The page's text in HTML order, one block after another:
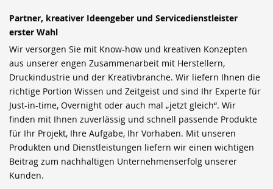
Partner, kreativer Ideengeber und Servicedienstleister
erster Wahl
Wir versorgen Sie mit Know-how und kreativen Konzepten
aus unserer engen Zusammenarbeit mit Herstellern,
Druckindustrie und der Kreativbranche. Wir liefern Ihnen die
richtige Portion Wissen und Zeitgeist und sind Ihr Experte für
Just-in-time, Overnight oder auch mal „jetzt gleich“. Wir
finden mit Ihnen zuverlässig und schnell passende Produkte
für Ihr Projekt, Ihre Aufgabe, Ihr Vorhaben. Mit unseren
Produkten und Dienstleistungen liefern wir einen wichtigen
Beitrag zum nachhaltigen Unternehmenserfolg unserer
Kunden.